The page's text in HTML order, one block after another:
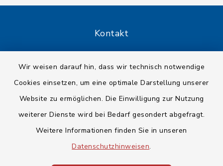
Wir weisen darauf hin, dass wir technisch notwendige
Cookies einsetzen, um eine optimale Darstellung unserer
Website zu ermöglichen. Die Einwilligung zur Nutzung
weiterer Dienste wird bei Bedarf gesondert abgefragt.
Weitere Informationen finden Sie in unseren
Datenschutzhinweisen.
Kontakt
Datenschutz
Impressum
Sitemap
Cookie-Einstellungen